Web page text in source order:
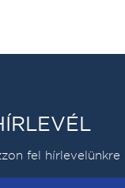
fel hírlevelünkre